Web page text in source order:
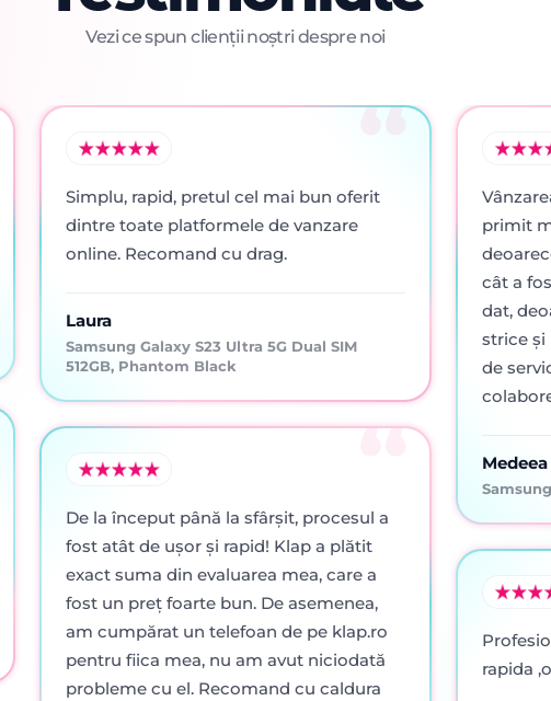
Vezi ce spun clienții noștri despre noi
Simplu, rapid, pretul cel mai bun oferit
dintre toate platformele de vanzare
online. Recomand cu drag.
Laura
Samsung Galaxy S23 Ultra 5G Dual SIM
512GB, Phantom Black
De la început până la sfârșit, procesul a
fost atât de ușor și rapid! Klap a plătit
exact suma din evaluarea mea, care a
fost un preț foarte bun. De asemenea,
am cumpărat un telefoan de pe klap.ro
pentru fiica mea, nu am avut niciodată
probleme cu el. Recomand cu caldura
primit
cât a
dat,
strice
de
rapida